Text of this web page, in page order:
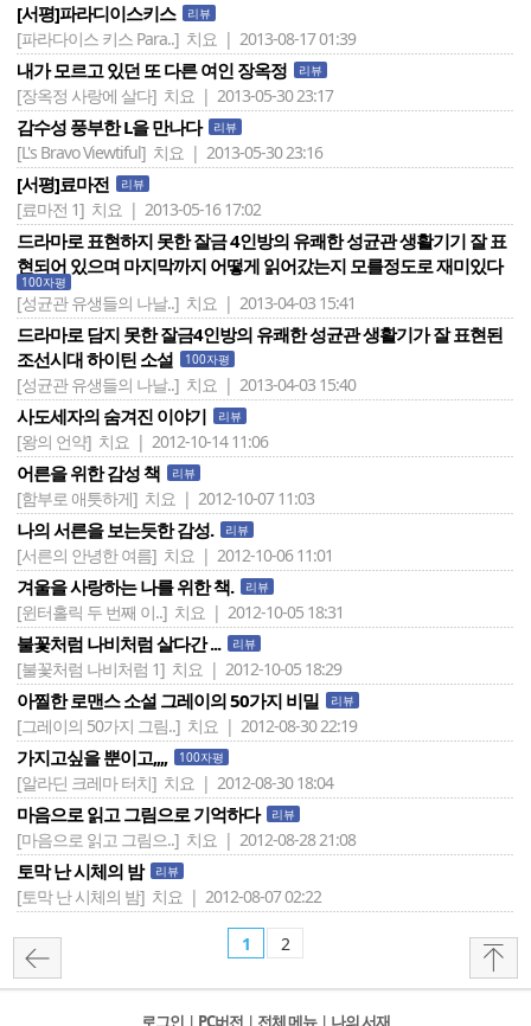
[서평]파라디이스키스 리뷰
[파라다이스 키스 Para..] 치요 | 2013-08-17 01:39
내가 모르고 있던 또 다른 여인 장옥정 리뷰
[장옥정 사랑에 살다] 치요 | 2013-05-30 23:17
감수성 풍부한 L을 만나다 리뷰
[L's Bravo Viewtiful] 치요 | 2013-05-30 23:16
[서평]료마전 리뷰
[료마전 1] 치요 | 2013-05-16 17:02
드라마로 표현하지 못한 잘금 4인방의 유쾌한 성균관 생활기기 잘 표
현되어 있으며 마지막까지 어떻게 읽어갔는지 모를정도로 재미있다
100자평
[성균관 유생들의 나날..] 치요 | 2013-04-03 15:41
드라마로 담지 못한 잘금4인방의 유쾌한 성균관 생활기가 잘 표현된
조선시대 하이틴 소설
100자평
[성균관 유생들의 나날..] 치요 | 2013-04-03 15:40
사도세자의 숨겨진 이야기 리뷰
[왕의 언약] 치요 | 2012-10-14 11:06
어른을 위한 감성 책 리뷰
[함부로 애틋하게] 치요 | 2012-10-07 11:03
나의 서른을 보는듯한 감성. 리뷰
[서른의 안녕한 여름] 치요 | 2012-10-06 11:01
겨울을 사랑하는 나를 위한 책. 리뷰
[윈터홀릭 두 번째 이..] 치요 | 2012-10-05 18:31
불꽃처럼 나비처럼 살다간 ... 리뷰
[불꽃처럼 나비처럼 1] 치요 | 2012-10-05 18:29
아찔한 로맨스 소설 그레이의 50가지 비밀 리뷰
[그레이의 50가지 그림..] 치요 | 2012-08-30 22:19
가지고싶을 뿐이고,,,, 100자평
[알라딘 크레마 터치] 치요 | 2012-08-30 18:04
마음으로 읽고 그림으로 기억하다 리뷰
[마음으로 읽고 그림으..] 치요 | 2012-08-28 21:08
토막 난 시체의 밤 리뷰
[토막 난 시체의 밤] 치요 | 2012-08-07 02:22
1 2
로그인 l PC버전 l 전체 메뉴 l 나의 서재